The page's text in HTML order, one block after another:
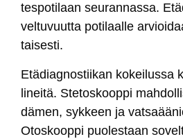
tes­po­ti­laan seu­ran­nas­sa.
vel­tu­vuut­ta po­ti­laal­le
tai­ses­ti.
Etä­diag­nos­tii­kan ko­kei­lus­sa
li­nei­tä. Ste­tos­koop­pi
dä­men, syk­keen ja
Otos­koop­pi puo­les­taan